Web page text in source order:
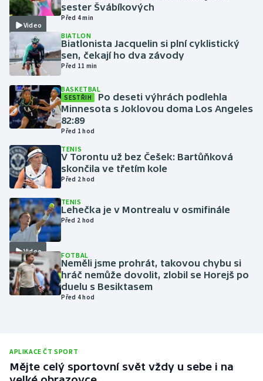
Jezdectví
Judo
Krasobruslení
Lezení
Lyže a snowboard
Moderní pětiboj
Motorsport
Olympijské hry
Parasport
Plavání
Plážový volejbal
Rychlobruslení
Video
sester Švábíkových
Před 4 min
BIATLON
Biatlonista Jacquelin si plní cyklistický
sen, čekají ho dva závody
Před 11 min
BASKETBAL
SESTŘIH
Po deseti výhrách podlehla
Minnesota s Joklovou doma Los Angeles
82:89
Před 1 hod
TENIS
V Torontu už bez Češek: Bartůňková
skončila ve třetím kole
Před 2 hod
Video
TENIS
Lehečka je v Montrealu v osmifinále
Před 2 hod
FOTBAL
Neměli jsme prohrát, takovou chybu si
hráč nemůže dovolit, zlobil se Horejš po
duelu s Besiktasem
Před 4 hod
APLIKACE ČT SPORT
Mějte celý sportovní svět vždy u sebe i na